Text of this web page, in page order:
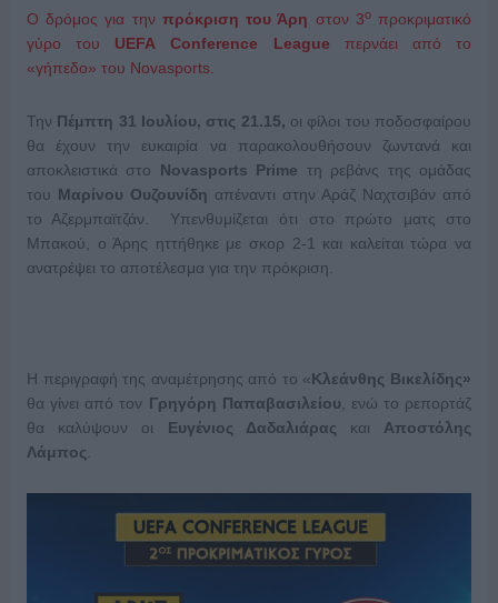
Ο δρόμος για την πρόκριση του Άρη στον 3οπροκριματικό
γύρο του UEFA Conference League περνάει από το
«γήπεδο» του Novasports.
Την Πέμπτη 31 Ιουλίου, στις 21.15, οι φίλοι του ποδοσφαίρου
θα έχουν την ευκαιρία να παρακολουθήσουν ζωντανά και
αποκλειστικά στο Novasports Prime τη ρεβάνς της ομάδας
του Μαρίνου Ουζουνίδη απέναντι στην Αράζ Ναχτσιβάν από
το Αζερμπαϊτζάν. Υπενθυμίζεται ότι στο πρώτο ματς στο
Μπακού, ο Άρης ηττήθηκε με σκορ 2-1 και καλείται τώρα να
ανατρέψει το αποτέλεσμα για την πρόκριση.
Η περιγραφή της αναμέτρησης από το «Κλεάνθης Βικελίδης»
θα γίνει από τον Γρηγόρη Παπαβασιλείου, ενώ το ρεπορτάζ
θα καλύψουν οι Ευγένιος Δαδαλιάρας και Αποστόλης
Λάμπος.